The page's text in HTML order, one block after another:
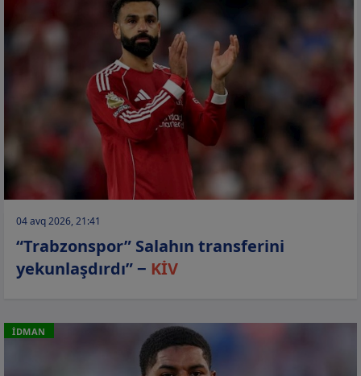
04 avq 2026, 21:41
“Trabzonspor” Salahın transferini
yekunlaşdırdı” − KİV
İDMAN